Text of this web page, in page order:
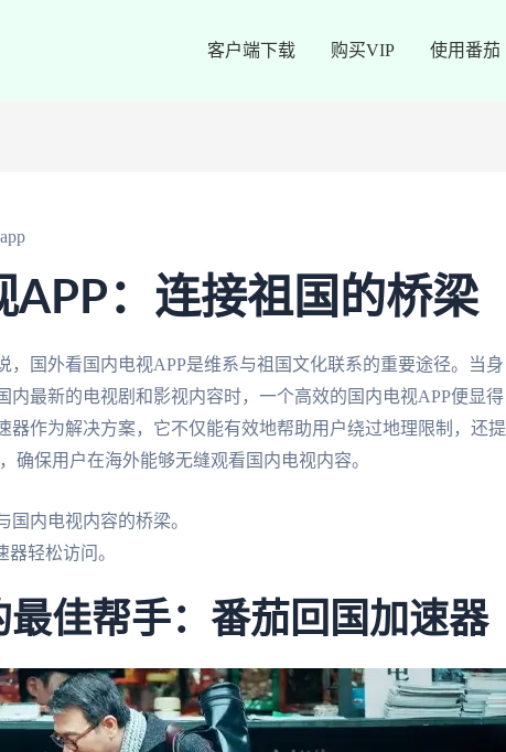
客户端下载 购买VIP 使用番茄
APP：连接祖国的桥梁
，国外看国内电视APP是维系与祖国文化联系的重要途径。当身
内最新的电视剧和影视内容时，一个高效的国内电视APP便显得
器作为解决方案，它不仅能有效地帮助用户绕过地理限制，还提
确保用户在海外能够无缝观看国内电视内容。
内电视内容的桥梁。
轻松访问。
最佳帮手：番茄回国加速器